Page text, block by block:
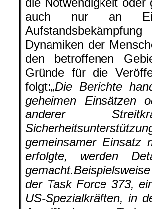
auch nur an
Dynamiken der
den betroffenen
Gründe für die
folgt:„Die Berichte
geheimen Einsätzen
anderer
gemeinsamer Einsatz
erfolgte, werden
gemacht.
der Task Force 373,
US-Spezialkräften, in